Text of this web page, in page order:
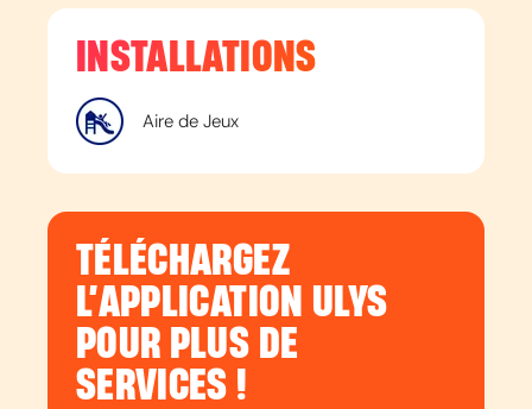
INSTALLATIONS
Aire de Jeux
TÉLÉCHARGEZ
L’APPLICATION ULYS
POUR PLUS DE
SERVICES !